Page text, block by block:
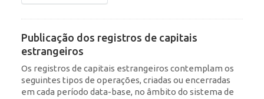
Publicação dos registros de capitais
estrangeiros
Os registros de capitais estrangeiros contemplam os
seguintes tipos de operações, criadas ou encerradas
em cada período data-base, no âmbito do sistema de